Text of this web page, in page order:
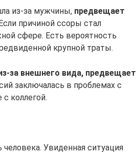
из-за мужчины, предвещает
причиной ссоры стал
сфере. Есть вероятность
крупной траты.
за внешнего вида, предвещает
заключалась в проблемах с
коллегой.
Увиденная ситуация